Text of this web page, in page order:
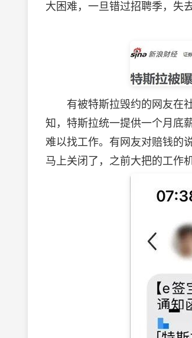
大困难，一旦错过招聘季，失
有被特斯拉毁约的网友在社
知，特斯拉统一提供一个月底
难以找工作。有网友对赔钱的
马上关闭了，之前大把的工作